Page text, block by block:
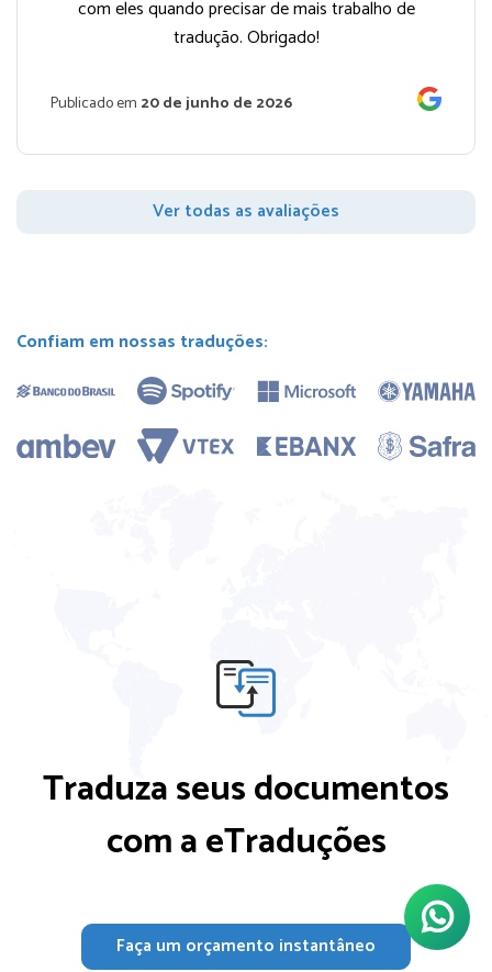
com eles quando precisar de mais trabalho de
tradução. Obrigado!
Publicado em 20 de junho de 2026
Ver todas as avaliações
Confiam em nossas traduções:
Traduza seus documentos
com a eTraduções
Faça um orçamento instantâneo